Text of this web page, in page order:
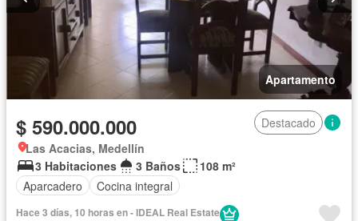
Apartamento
$ 590.000.000
Destacado
Las Acacias, Medellín
3 Habitaciones
3 Baños
108 m²
Aparcadero
Cocina integral
Hace 3 días, 10 horas en - IDEAL Real Estate